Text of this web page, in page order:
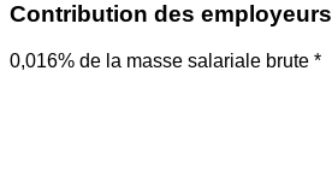
Contribution des employeurs
0,016% de la masse salariale brute *